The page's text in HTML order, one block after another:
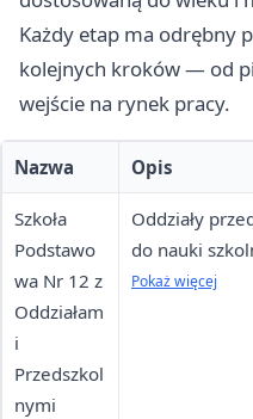
Każdy etap ma odrębny
kolejnych kroków — od
wejście na rynek pracy.
Nazwa Opis
Szkoła
Podstawo
wa Nr 12 z
Oddziałam
i
Przedszkol
nymi
Oddziały
do nauki
rewalidacyjną
Pokaż więcej